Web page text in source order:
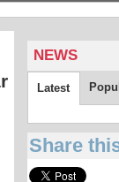
NEWS
Latest
Share